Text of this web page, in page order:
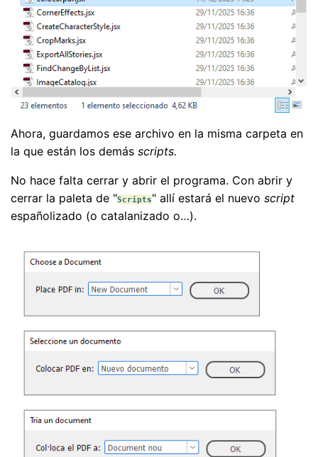
Ahora, guardamos ese archivo en la misma carpeta en
la que están los demás scripts.
No hace falta cerrar y abrir el programa. Con abrir y
cerrar la paleta de "Scripts" allí estará el nuevo script
españolizado (o catalanizado o…).